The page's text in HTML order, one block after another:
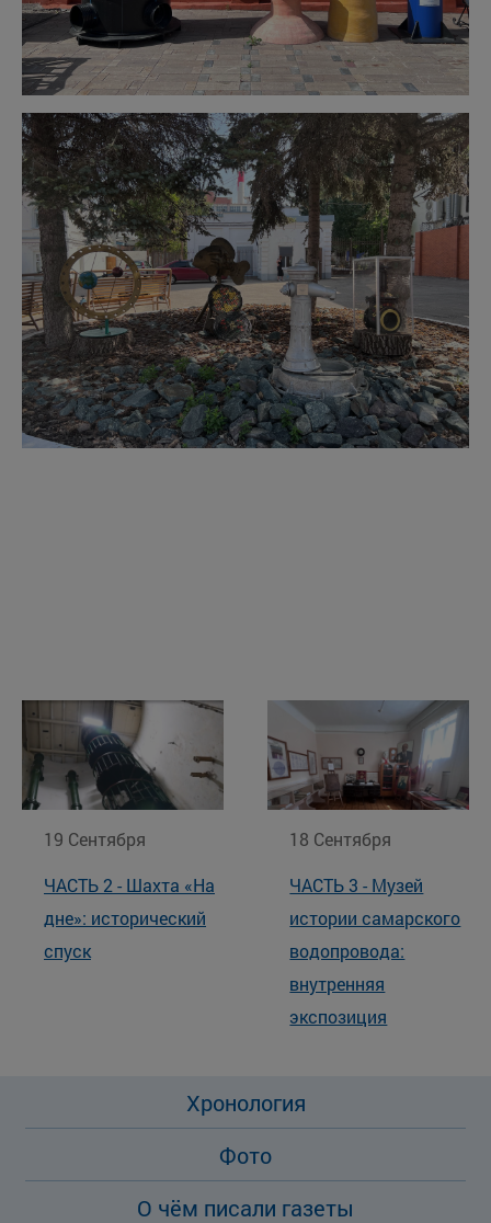
Хронология
Фото
О чём писали газеты
19 Сентября
ЧАСТЬ 2 - Шахта «На
дне»: исторический
спуск
18 Сентября
ЧАСТЬ 3 - Музей
истории самарского
водопровода:
внутренняя
экспозиция